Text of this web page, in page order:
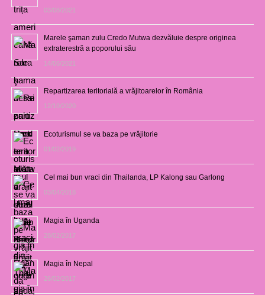
03/08/2021
Marele şaman zulu Credo Mutwa dezvăluie despre originea
extraterestră a poporului său
14/06/2021
Repartizarea teritorială a vrăjitoarelor în România
12/10/2020
Ecoturismul se va baza pe vrăjitorie
01/02/2019
Cel mai bun vraci din Thailanda, LP Kalong sau Garlong
03/04/2018
Magia în Uganda
28/02/2017
Magia în Nepal
26/02/2017